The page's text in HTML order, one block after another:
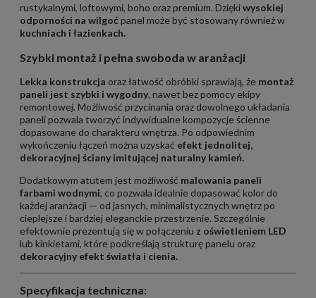
rustykalnymi, loftowymi, boho oraz premium. Dziękiwysokiej
odporności na wilgoć panel może być stosowany również w
kuchniach i łazienkach.
Szybki montaż i pełna swoboda w aranżacji
Lekka konstrukcja oraz łatwość obróbki sprawiają, że montaż
paneli jest szybki i wygodny, nawet bez pomocy ekipy
remontowej. Możliwość przycinania oraz dowolnego układania
paneli pozwala tworzyć indywidualne kompozycje ścienne
dopasowane do charakteru wnętrza. Po odpowiednim
wykończeniu łączeń można uzyskać efekt jednolitej,
dekoracyjnej ściany imitującej naturalny kamień.
Dodatkowym atutem jest możliwość malowania paneli
farbami wodnymi, co pozwala idealnie dopasować kolor do
każdej aranżacji — od jasnych, minimalistycznych wnętrz po
cieplejsze i bardziej eleganckie przestrzenie. Szczególnie
efektownie prezentują się w połączeniu z oświetleniem LED
lub kinkietami, które podkreślają strukturę panelu oraz
dekoracyjny efekt światła i cienia.
Specyfikacja techniczna: